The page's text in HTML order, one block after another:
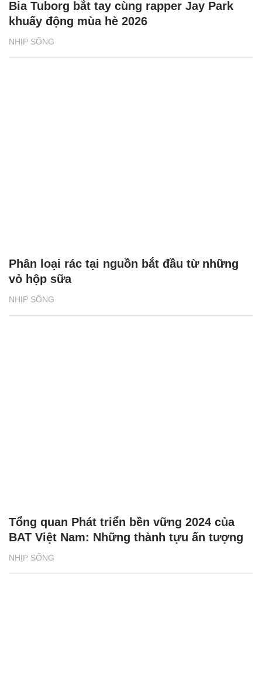
NHỊP SỐNG
Bia Tuborg bắt tay cùng rapper Jay Park
khuấy động mùa hè 2026
NHỊP SỐNG
Phân loại rác tại nguồn bắt đầu từ những
vỏ hộp sữa
NHỊP SỐNG
Tổng quan Phát triển bền vững 2024 của
BAT Việt Nam: Những thành tựu ấn tượng